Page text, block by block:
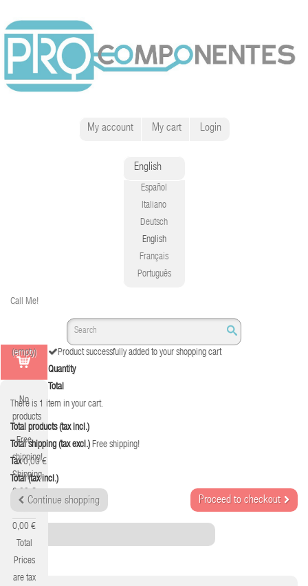
My account My cart Login
English
Español
Italiano
Deutsch
English
Français
Português
Call Me!
(empty)
No
products
Free
shipping!
Shipping
0,00 €
0,00 €
Total
Prices
are tax
Product successfully added to your shopping cart
Quantity
Total
There is 1 item in your cart.
Total products (tax incl.)
Total shipping (tax excl.) Free shipping!
Tax 0,00 €
Total (tax incl.)
Continue shopping Proceed to checkout
Category